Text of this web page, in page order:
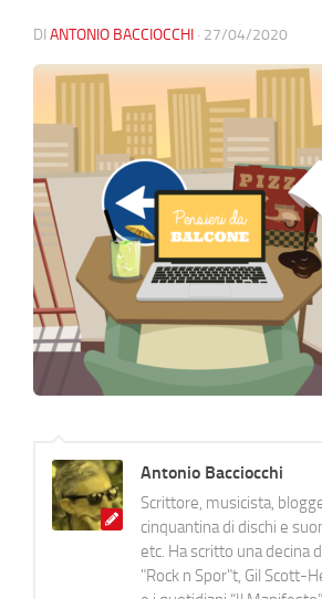
DI ANTONIO BACCIOCCHI · 27/04/2020
Antonio Bacciocchi
Scrittore, musicista,
cinquantina di dischi e
etc. Ha scritto una decina
"Rock n Spor"t, Gil Scott-